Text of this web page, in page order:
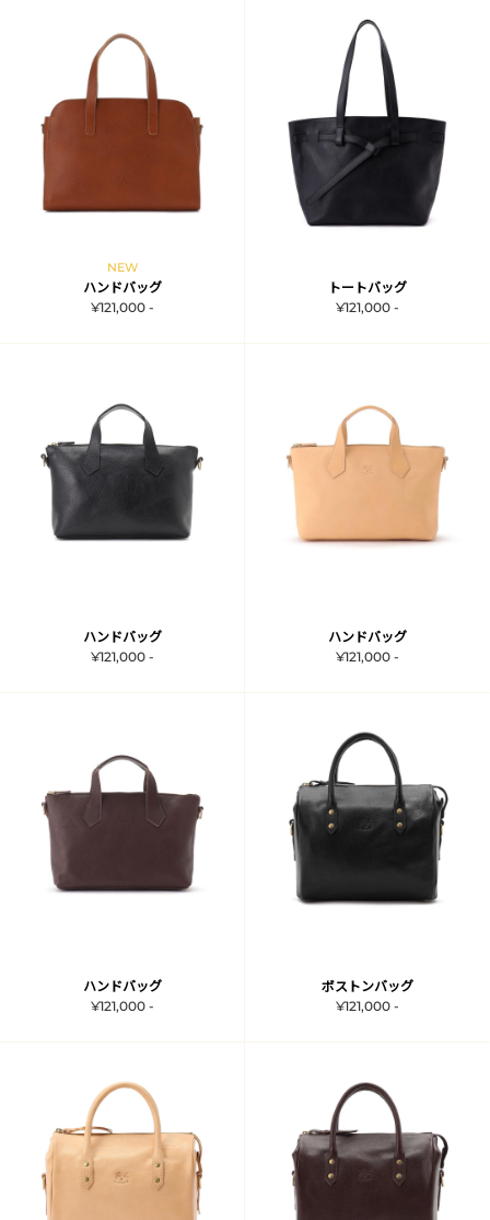
NEW
ハンドバッグ
¥121,000 -
トートバッグ
¥121,000 -
ハンドバッグ
¥121,000 -
ハンドバッグ
¥121,000 -
ハンドバッグ
¥121,000 -
ボストンバッグ
¥121,000 -